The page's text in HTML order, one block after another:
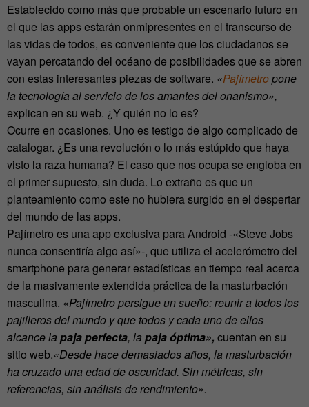
Establecido como más que probable un escenario futuro en
el que las apps estarán onmipresentes en el transcurso de
las vidas de todos, es conveniente que los ciudadanos se
vayan percatando del océano de posibilidades que se abren
con estas interesantes piezas de software. «Pajímetropone
la tecnología al servicio de los amantes del onanismo»,
explican en su web. ¿Y quién no lo es?
Ocurre en ocasiones. Uno es testigo de algo complicado de
catalogar. ¿Es una revolución o lo más estúpido que haya
visto la raza humana? El caso que nos ocupa se engloba en
el primer supuesto, sin duda. Lo extraño es que un
planteamiento como este no hubiera surgido en el despertar
del mundo de las apps.
Pajímetro es una app exclusiva para Android -«Steve Jobs
nunca consentiría algo así»-, que utiliza el acelerómetro del
smartphone para generar estadísticas en tiempo real acerca
de la masivamente extendida práctica de la masturbación
masculina. «Pajímetro persigue un sueño: reunir a todos los
pajilleros del mundo y que todos y cada uno de ellos
alcance la paja perfecta, la paja óptima», cuentan en su
sitio web.«Desde hace demasiados años, la masturbación
ha cruzado una edad de oscuridad. Sin métricas, sin
referencias, sin análisis de rendimiento».